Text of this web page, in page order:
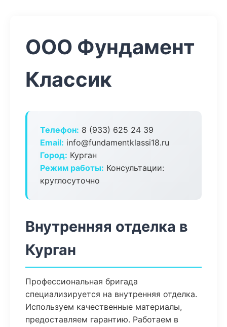
ООО Фундамент
Классик
Телефон: 8 (933) 625 24 39
Email: info@fundamentklassi18.ru
Город: Курган
Режим работы: Консультации:
круглосуточно
Внутренняя отделка в
Курган
Профессиональная бригада
специализируется на внутренняя отделка.
Используем качественные материалы,
предоставляем гарантию. Работаем в